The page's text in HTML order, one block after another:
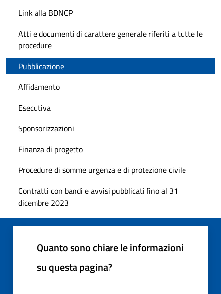
Link alla BDNCP
Atti e documenti di carattere generale riferiti a tutte le
procedure
Pubblicazione
Affidamento
Esecutiva
Sponsorizzazioni
Finanza di progetto
Procedure di somme urgenza e di protezione civile
Contratti con bandi e avvisi pubblicati fino al 31
dicembre 2023
Quanto sono chiare le informazioni
su questa pagina?